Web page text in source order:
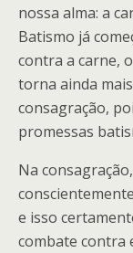
nossa alma: a
Batismo já
contra a carne,
torna ainda
consagração,
promessas
Na
e isso
combate contra